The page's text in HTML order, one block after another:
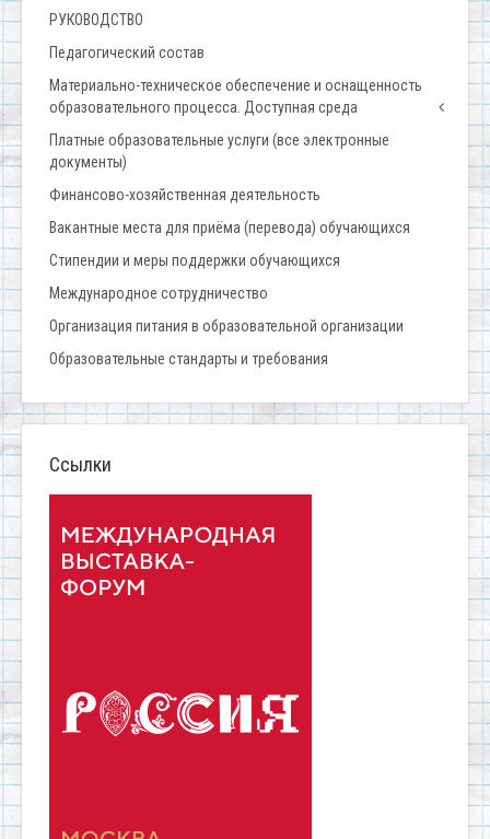
РУКОВОДСТВО
Педагогический состав
Материально-техническое обеспечение и оснащенность
образовательного процесса. Доступная среда
Платные образовательные услуги (все электронные
документы)
Финансово-хозяйственная деятельность
Вакантные места для приёма (перевода) обучающихся
Стипендии и меры поддержки обучающихся
Международное сотрудничество
Организация питания в образовательной организации
Образовательные стандарты и требования
Ссылки